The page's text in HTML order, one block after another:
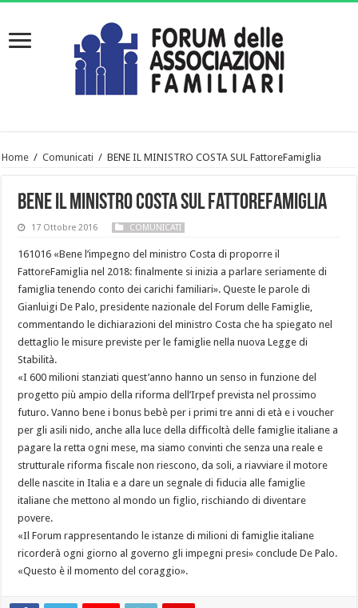
Home / Comunicati / BENE IL MINISTRO COSTA SUL FattoreFamiglia
BENE IL MINISTRO COSTA SUL FattoreFamiglia
17 Ottobre 2016 COMUNICATI
161016 «Bene l’impegno del ministro Costa di proporre il
FattoreFamiglia nel 2018: finalmente si inizia a parlare seriamente di
famiglia tenendo conto dei carichi familiari». Queste le parole di
Gianluigi De Palo, presidente nazionale del Forum delle Famiglie,
commentando le dichiarazioni del ministro Costa che ha spiegato nel
dettaglio le misure previste per le famiglie nella nuova Legge di
Stabilità.
«I 600 milioni stanziati quest’anno hanno un senso in funzione del
progetto più ampio della riforma dell’Irpef prevista nel prossimo
futuro. Vanno bene i bonus bebè per i primi tre anni di età e i voucher
per gli asili nido, anche alla luce della difficoltà delle famiglie italiane a
pagare la retta ogni mese, ma siamo convinti che senza una reale e
strutturale riforma fiscale non riescono, da soli, a riavviare il motore
delle nascite in Italia e a dare un segnale di fiducia alle famiglie
italiane che mettono al mondo un figlio, rischiando di diventare
povere.
«Il Forum rappresentando le istanze di milioni di famiglie italiane
ricorderà ogni giorno al governo gli impegni presi» conclude De Palo.
«Questo è il momento del coraggio».